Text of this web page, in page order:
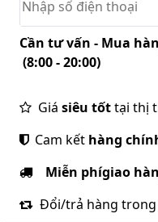
Cần tư vấn - Mua
(8:00 - 20:00)
Giá siêu tốttại thị
Cam kết hàng
Miễn phígiao
Đổi/trả hàng trong